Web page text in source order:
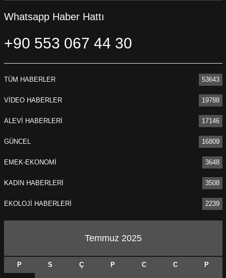
Whatsapp Haber Hattı
+90 553 067 44 30
TÜM HABERLER 53643
VİDEO HABERLER 19788
ALEVİ HABERLERİ 17146
GÜNCEL 16809
EMEK-EKONOMİ 3648
KADIN HABERLERİ 3508
EKOLOJİ HABERLERİ 2239
Temmuz 2025
P S Ç P C C P